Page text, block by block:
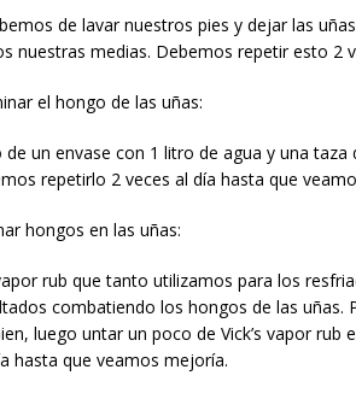
de lavar nuestros pies y dejar las
nuestras medias. Debemos repetir esto 2
el hongo de las uñas:
un envase con 1 litro de agua y una taza
repetirlo 2 veces al día hasta que
hongos en las uñas:
rub que tanto utilizamos para los
combatiendo los hongos de las uñas.
luego untar un poco de Vick’s vapor rub
hasta que veamos mejoría.